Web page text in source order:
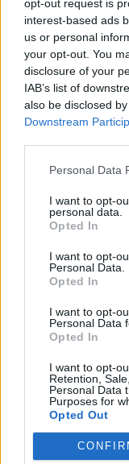
opt-out request is
interest-based ads
us or personal
your opt-out. You
disclosure of your
IAB’s list of
also be disclosed
Downstream
Personal Data
I want to opt-
personal data.
Opted In
I want to opt-
Personal Data.
Opted In
I want to opt-
Personal Data
Opted In
I want to opt-
Retention,
Personal Data
Purposes for
Opted Out